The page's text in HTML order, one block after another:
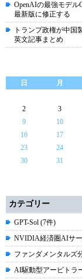
OpenAIの最強モデル
最新版に修正する
トランプ政権が中国
英文記事まとめ
日
月
2
3
9
10
16
17
23
24
30
31
カテゴリー
GPT-Sol (7件)
NVIDIA経済圏AIサ
ファンダメンタルズ
AI駆動型アービトラ